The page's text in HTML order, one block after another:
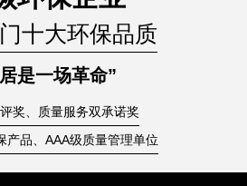
十大环保品质
是一场革命”
奖、质量服务双承诺奖
产品、AAA级质量管理单位